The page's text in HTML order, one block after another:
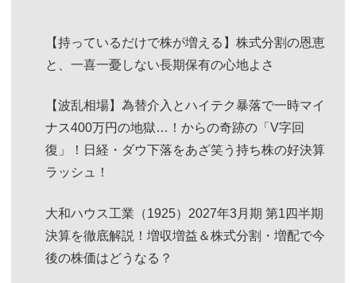
【持っているだけで株が増える】株式分割の恩恵
と、一喜一憂しない長期保有の心地よさ
【波乱相場】為替介入とハイテク暴落で一時マイ
ナス400万円の地獄…！からの奇跡の「V字回
復」！日経・ダウ下落をあざ笑う持ち株の好決算
ラッシュ！
大和ハウス工業（1925）2027年3月期 第1四半期
決算を徹底解説！増収増益＆株式分割・増配で今
後の株価はどうなる？